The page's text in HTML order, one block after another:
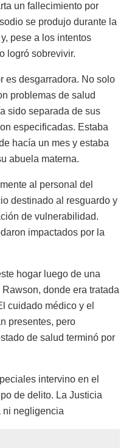
un fallecimiento por
se produjo durante la
pese a los intentos
logró sobrevivir.
es desgarradora. No solo
problemas de salud
sido separada de sus
especificadas. Estaba
hacía un mes y estaba
abuela materna.
al personal del
destinado al resguardo y
de vulnerabilidad.
impactados por la
hogar luego de una
donde era tratada
cuidado médico y el
presentes, pero
de salud terminó por
intervino en el
de delito. La Justicia
ni negligencia